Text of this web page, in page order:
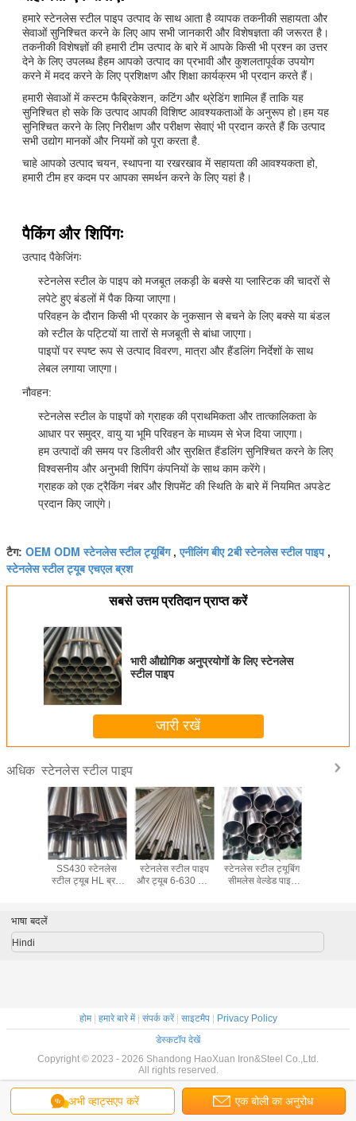
हमारे स्टेनलेस स्टील पाइप उत्पाद के साथ आता है व्यापक तकनीकी सहायता और
सेवाओं सुनिश्चित करने के लिए आप सभी जानकारी और विशेषज्ञता की जरूरत है।
तकनीकी विशेषज्ञों की हमारी टीम उत्पाद के बारे में आपके किसी भी प्रश्न का उत्तर
देने के लिए उपलब्ध हैहम आपको उत्पाद का प्रभावी और कुशलतापूर्वक उपयोग
करने में मदद करने के लिए प्रशिक्षण और शिक्षा कार्यक्रम भी प्रदान करते हैं।
हमारी सेवाओं में कस्टम फैब्रिकेशन, कटिंग और थ्रेडिंग शामिल हैं ताकि यह
सुनिश्चित हो सके कि उत्पाद आपकी विशिष्ट आवश्यकताओं के अनुरूप हो।हम यह
सुनिश्चित करने के लिए निरीक्षण और परीक्षण सेवाएं भी प्रदान करते हैं कि उत्पाद
सभी उद्योग मानकों और नियमों को पूरा करता है.
चाहे आपको उत्पाद चयन, स्थापना या रखरखाव में सहायता की आवश्यकता हो,
हमारी टीम हर कदम पर आपका समर्थन करने के लिए यहां है।
पैकिंग और शिपिंगः
उत्पाद पैकेजिंगः
स्टेनलेस स्टील के पाइप को मजबूत लकड़ी के बक्से या प्लास्टिक की चादरों से
लपेटे हुए बंडलों में पैक किया जाएगा।
परिवहन के दौरान किसी भी प्रकार के नुकसान से बचने के लिए बक्से या बंडल
को स्टील के पट्टियों या तारों से मजबूती से बांधा जाएगा।
पाइपों पर स्पष्ट रूप से उत्पाद विवरण, मात्रा और हैंडलिंग निर्देशों के साथ
लेबल लगाया जाएगा।
नौवहन:
स्टेनलेस स्टील के पाइपों को ग्राहक की प्राथमिकता और तात्कालिकता के
आधार पर समुद्र, वायु या भूमि परिवहन के माध्यम से भेज दिया जाएगा।
हम उत्पादों की समय पर डिलीवरी और सुरक्षित हैंडलिंग सुनिश्चित करने के लिए
विश्वसनीय और अनुभवी शिपिंग कंपनियों के साथ काम करेंगे।
ग्राहक को एक ट्रैकिंग नंबर और शिपमेंट की स्थिति के बारे में नियमित अपडेट
प्रदान किए जाएंगे।
टैग: OEM ODM स्टेनलेस स्टील ट्यूबिंग,एनीलिंग बीए 2बी स्टेनलेस स्टील पाइप,
स्टेनलेस स्टील ट्यूब एचएल ब्रश
सबसे उत्तम प्रतिदान प्राप्त करें
भारी औद्योगिक अनुप्रयोगों के लिए स्टेनलेस
स्टील पाइप
जारी रखें
अधिक स्टेनलेस स्टील पाइप
SS410 SS420
SS430 स्टेनलेस
स्टील ट्यूब HL ब्रश
SS304 SS304L
स्टेनलेस स्टील पाइप
और ट्यूब 6-630 मिमी
SS200 1 इंच
स्टेनलेस स्टील ट्यूबिंग
सीमलेस वेल्डेड पाइप
अभी व्हाट्सएप करें एक बोली का अनुरोध
भाषा बदलें
Hindi
होम| हमारे बारे में| संपर्क करें| साइटमैप| Privacy Policy
डेस्कटॉप देखें
Copyright © 2023 - 2026 Shandong HaoXuan Iron&Steel Co.,Ltd.
All rights reserved.